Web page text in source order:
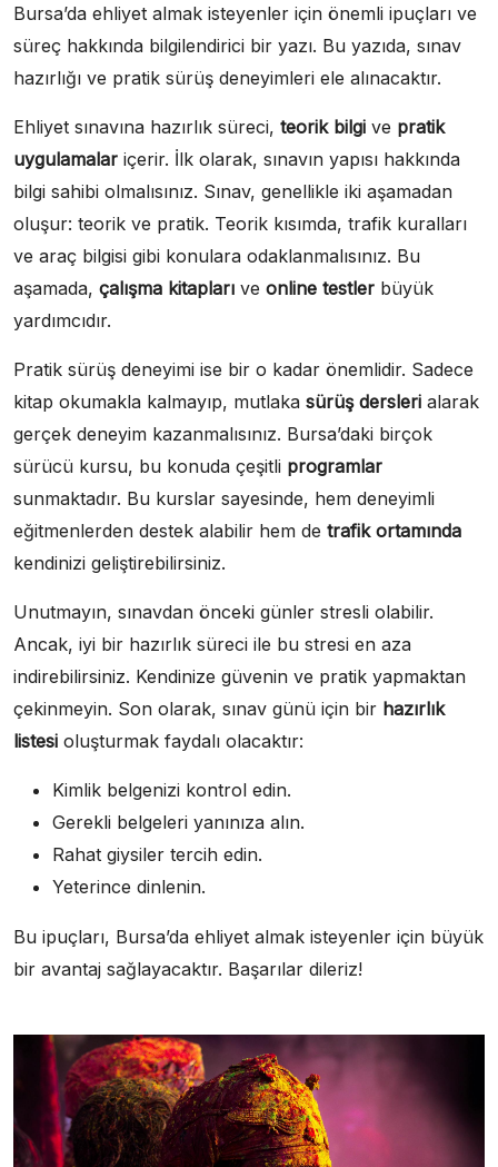
Bursa’da ehliyet almak isteyenler için önemli ipuçları ve
süreç hakkında bilgilendirici bir yazı. Bu yazıda, sınav
hazırlığı ve pratik sürüş deneyimleri ele alınacaktır.
Ehliyet sınavına hazırlık süreci, teorik bilgi ve pratik
uygulamalar içerir. İlk olarak, sınavın yapısı hakkında
bilgi sahibi olmalısınız. Sınav, genellikle iki aşamadan
oluşur: teorik ve pratik. Teorik kısımda, trafik kuralları
ve araç bilgisi gibi konulara odaklanmalısınız. Bu
aşamada, çalışma kitapları ve online testler büyük
yardımcıdır.
Pratik sürüş deneyimi ise bir o kadar önemlidir. Sadece
kitap okumakla kalmayıp, mutlaka sürüş dersleri alarak
gerçek deneyim kazanmalısınız. Bursa’daki birçok
sürücü kursu, bu konuda çeşitli programlar
sunmaktadır. Bu kurslar sayesinde, hem deneyimli
eğitmenlerden destek alabilir hem de trafik ortamında
kendinizi geliştirebilirsiniz.
Unutmayın, sınavdan önceki günler stresli olabilir.
Ancak, iyi bir hazırlık süreci ile bu stresi en aza
indirebilirsiniz. Kendinize güvenin ve pratik yapmaktan
çekinmeyin. Son olarak, sınav günü için bir hazırlık
listesi oluşturmak faydalı olacaktır:
Kimlik belgenizi kontrol edin.
Gerekli belgeleri yanınıza alın.
Rahat giysiler tercih edin.
Yeterince dinlenin.
Bu ipuçları, Bursa’da ehliyet almak isteyenler için büyük
bir avantaj sağlayacaktır. Başarılar dileriz!